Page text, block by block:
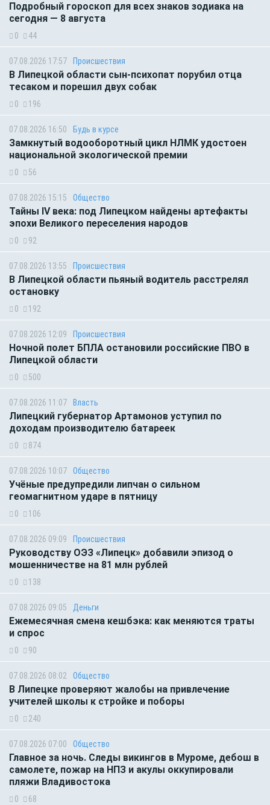
Подробный гороскоп для всех знаков зодиака на
сегодня — 8 августа
0 44
07.08.2026 17:57 Происшествия
В Липецкой области сын-психопат порубил отца
тесаком и порешил двух собак
0 196
07.08.2026 16:50 Будь в курсе
Замкнутый водооборотный цикл НЛМК удостоен
национальной экологической премии
0 56
07.08.2026 15:15 Общество
Тайны IV века: под Липецком найдены артефакты
эпохи Великого переселения народов
0 92
07.08.2026 13:55 Происшествия
В Липецкой области пьяный водитель расстрелял
остановку
0 192
07.08.2026 12:09 Происшествия
Ночной полет БПЛА остановили российские ПВО в
Липецкой области
0 500
07.08.2026 11:07 Власть
Липецкий губернатор Артамонов уступил по
доходам производителю батареек
0 874
07.08.2026 10:07 Общество
Учёные предупредили липчан о сильном
геомагнитном ударе в пятницу
0 106
07.08.2026 09:09 Происшествия
Руководству ОЭЗ «Липецк» добавили эпизод о
мошенничестве на 81 млн рублей
0 138
07.08.2026 09:05 Деньги
Ежемесячная смена кешбэка: как меняются траты
и спрос
0 90
07.08.2026 08:02 Общество
В Липецке проверяют жалобы на привлечение
учителей школы к стройке и поборы
0 240
07.08.2026 07:00 Общество
Главное за ночь. Следы викингов в Муроме, дебош в
самолете, пожар на НПЗ и акулы оккупировали
пляжи Владивостока
0 68